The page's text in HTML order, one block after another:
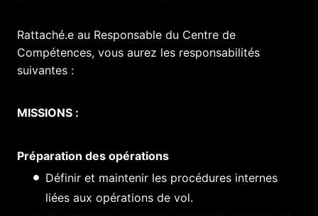
Rattaché.e au Responsable du Centre de
Compétences, vous aurez les responsabilités
suivantes :
MISSIONS :
Préparation des opérations
Définir et maintenir les procédures internes
liées aux opérations de vol.